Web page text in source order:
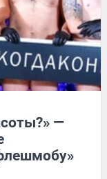
—